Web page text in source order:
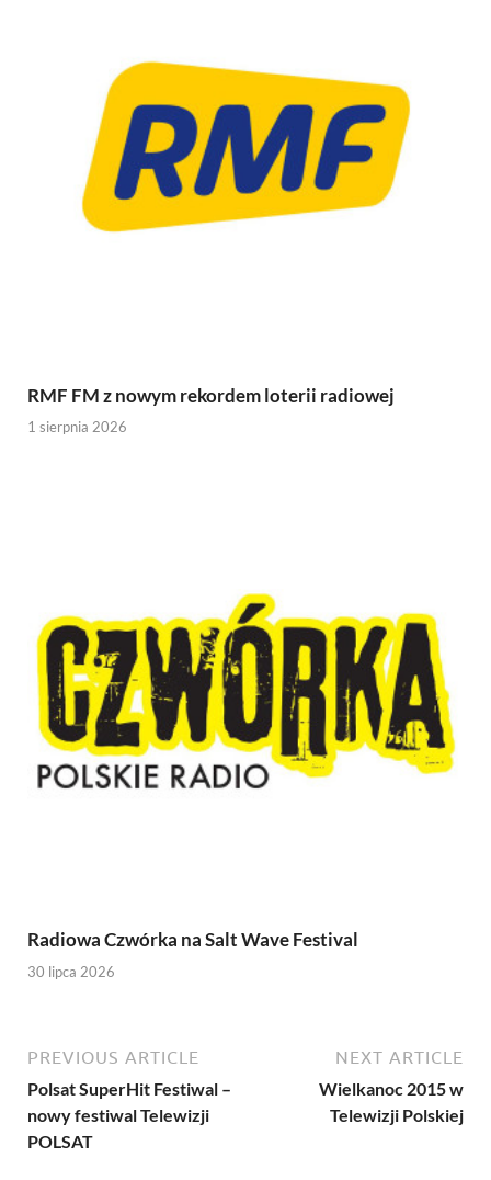
RMF FM z nowym rekordem loterii radiowej
1 sierpnia 2026
Radiowa Czwórka na Salt Wave Festival
30 lipca 2026
PREVIOUS ARTICLE
Polsat SuperHit Festiwal –
nowy festiwal Telewizji
POLSAT
NEXT ARTICLE
Wielkanoc 2015 w
Telewizji Polskiej